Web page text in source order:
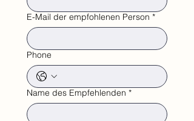
E-Mail der empfohlenen Person *
Phone
Name des Empfehlenden *